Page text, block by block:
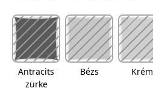
Antracits
zürke
Bézs Krém